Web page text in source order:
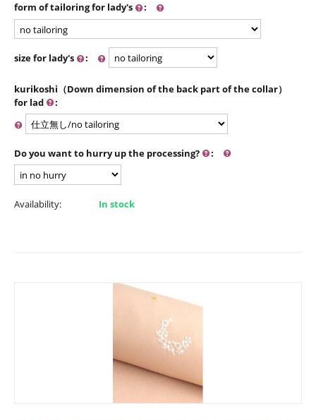
form of tailoring for lady's
:
size for lady's :
kurikoshi（Down dimension of the back part of the collar）
for lad
:
Do you want to hurry up the processing? :
Availability: In stock